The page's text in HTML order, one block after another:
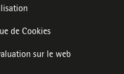
de Cookies
sur le web